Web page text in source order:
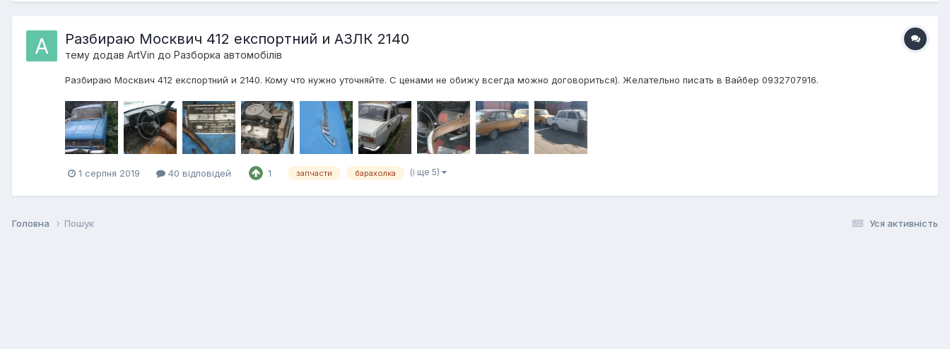
Разбираю Москвич 412 експортний и АЗЛК 2140
тему додав ArtVin до Разборка автомобілів
Разбираю Москвич 412 експортний и 2140. Кому что нужно уточняйте. С ценами не обижу всегда можно договориться). Желательно писать в Вайбер 0932707916.
1 серпня 2019 40 відповідей 1 запчасти барахолка (і ще 5)
Уся активність
Головна Пошук